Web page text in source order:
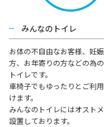
みんなのトイレ
お体の不⾃由なお客様、妊
⽅、お年寄りの⽅などの為
トイレです。
⾞椅⼦でもゆったりとご利
けます。
みんなのトイレにはオスト
設置しております。